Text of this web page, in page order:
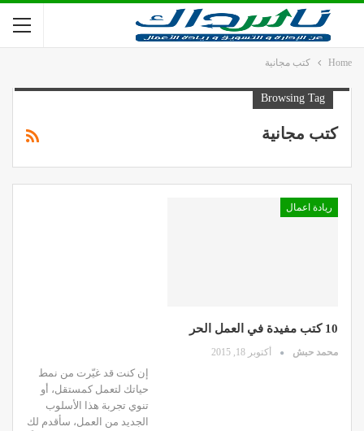
Home كتب مجانية
Browsing Tag
كتب مجانية
ريادة اعمال
10 كتب مفيدة في العمل الحر
محمد حبش أكتوبر 18, 2015
إن كنت قد غيّرت من نمط
حياتك لتعمل كمستقل، أو
تنوي تجربة هذا الأسلوب
الجديد من العمل، سأقدم لك